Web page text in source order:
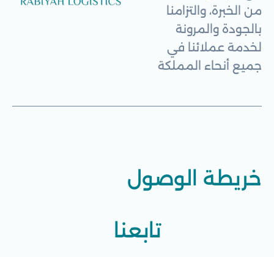
من الخبرة، والتزامنا
بالجودة والمرونة
لخدمة عملائنا في
جميع أنحاء المملكة
تابعنا
خريطة الوصول